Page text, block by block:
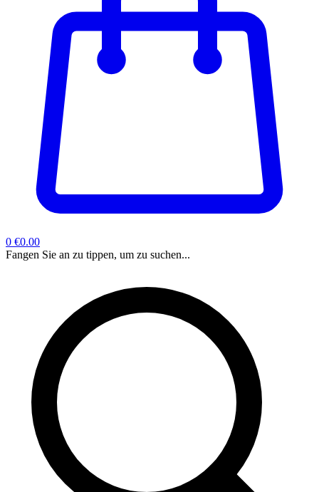
0 €0.00
Fangen Sie an zu tippen, um zu suchen...